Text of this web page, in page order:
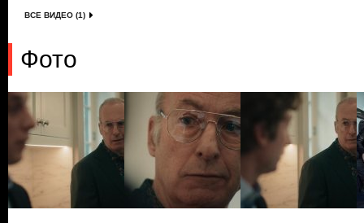
ВСЕ ВИДЕО (1)
Фото